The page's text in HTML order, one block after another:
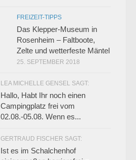
FREIZEIT-TIPPS
Das Klepper-Museum in
Rosenheim – Faltboote,
Zelte und wetterfeste Mäntel
25. SEPTEMBER 2018
LEA MICHELLE GENSEL SAGT:
Hallo, Habt Ihr noch einen
Campingplatz frei vom
02.08.-05.08. Wenn es...
GERTRAUD FISCHER SAGT:
Ist es im Schalchenhof